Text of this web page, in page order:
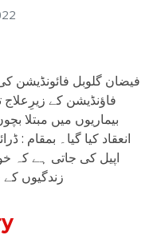
فیضان گلوبل فائونڈیشن
فاؤنڈیشن کے زیرِعلاج
انعقاد کیا گیا۔ بمقام
اپیل کی جاتی ہے کہ
زندگیوں